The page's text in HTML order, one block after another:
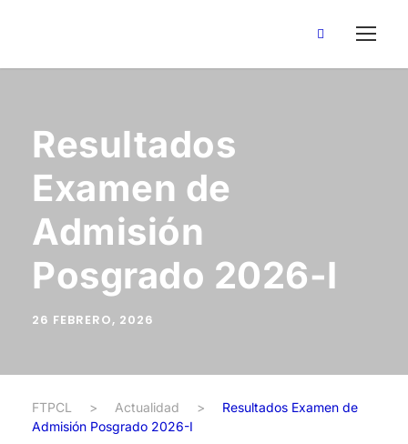
Resultados
Examen de
Admisión
Posgrado 2026-I
26 FEBRERO, 2026
FTPCL > Actualidad >
Resultados Examen de
Admisión Posgrado 2026-I